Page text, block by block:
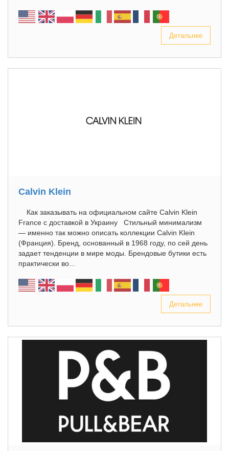
Детальнее
Calvin Klein
Как заказывать на официальном сайте Calvin Klein
France с доставкой в Украину Стильный минимализм
— именно так можно описать коллекции Calvin Klein
(Франция). Бренд, основанный в 1968 году, по сей день
задает тенденции в мире моды. Брендовые бутики есть
практически во...
Детальнее